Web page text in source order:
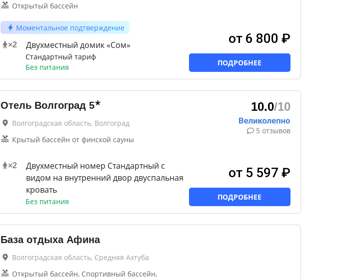
Открытый бассейн
Моментальное подтверждение
×2 Двухместный домик «Сом»
Стандартный тариф
Без питания
от 6 800 ₽
ПОДРОБНЕЕ
Отель Волгоград 5★
Волгоградская область, Волгоград
Крытый бассейн от финской сауны
×2
Двухместный номер Стандартный с
видом на внутренний двор двуспальная
кровать
Без питания
10.0/10
5 отзывов
от 5 597 ₽
ПОДРОБНЕЕ
База отдыха Афина
Волгоградская область, Средняя Ахтуба
Открытый бассейн, Спортивный бассейн,